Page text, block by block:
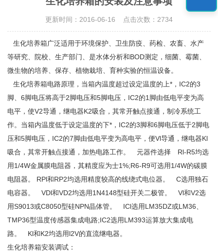
更新时间：2016-06-16 点击次数：2734
生化培养箱广泛适用于环境保护、卫生防疫、药检、农畜、水产
等研究、院校、生产部门、是水体分析和BOD测定，细菌、霉菌、
微生物的培养、保存、植物栽培、育种实验的恒温设备。
生化培养箱电路原理， 当箱内温度超过设定温度的上*，IC2的3
脚、6脚电压将高于2脚电压和5脚电压，IC2的1脚由低电平变为高
电平 ，使V2导通，继电器K2吸合，其常开触点接通，制冷系统工
作。当箱内温度低于设定温度的下*，IC2的3脚和6脚电压低于2脚电
压和5脚电压，IC2的7脚由低电平变为高电平，便Vl导通，继电器Kl
吸合，其常开触点接通，加热电路工作。 元器件选择 Rl-R5均选
用1/4W金属膜电阻器，其精度应为士1%;R6-R9可选用1/4W的碳膜
电阻器。 RPl和RP2均选用精度较高的线绕式电位器。 C选用独石
电容器。 VDl和VD2均选用1N4148型硅开关二极管。 Vl和V2选
用S9013或C8050型硅NPN晶体管。 ICl选用LM35DZ或LM36、
TMP36型温度传感器集成电路;IC2选用LM393运算放大集成电
路。 Kl和K2均选用l2V的直流继电器。
生化培养箱安装调试：